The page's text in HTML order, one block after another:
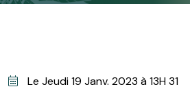
Le Jeudi 19 Janv. 2023 à 13H 31